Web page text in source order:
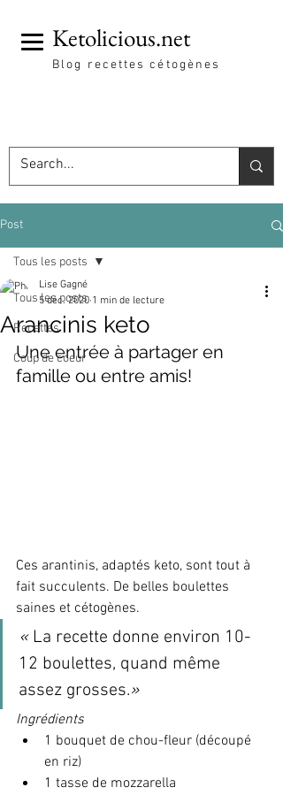
Ketolicious.net
Blog recettes cétogènes
Post
Tous les posts
Recettes
Coup de coeur
Tous les posts
Arancinis keto
Lise Gagné
5 déc. 2020 1 min de lecture
Une entrée à partager en
famille ou entre amis!
Ces arantinis, adaptés keto, sont tout à
fait succulents. De belles boulettes
saines et cétogènes.
« La recette donne environ 10-
12 boulettes, quand même
assez grosses.»
Ingrédients
1 bouquet de chou-fleur (découpé
en riz)
1 tasse de mozzarella